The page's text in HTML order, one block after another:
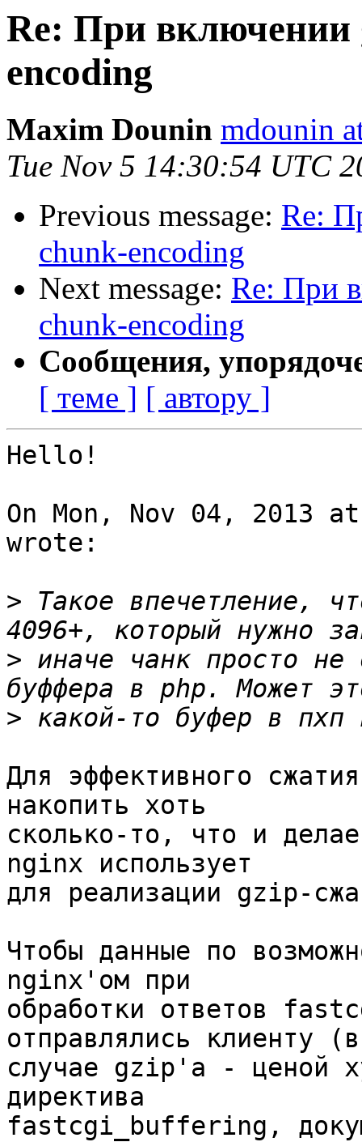
Re: При включении
encoding
Maxim Dounin mdounin
Tue Nov 5 14:30:54 UTC
Previous message: Re:
chunk-encoding
Next message: Re: При
chunk-encoding
Сообщения,
[ теме ] [ автору ]
Hello!
On Mon, Nov 04, 2013
wrote:
> Такое впечетление,
> иначе чанк просто не
>
Для эффективного
накопить хоть
сколько-то, что и
nginx использует
для реализации gzip-
Чтобы данные по
nginx'ом при
обработки ответов
отправлялись клиенту
случае gzip'а - ценой
директива
fastcgi_buffering,